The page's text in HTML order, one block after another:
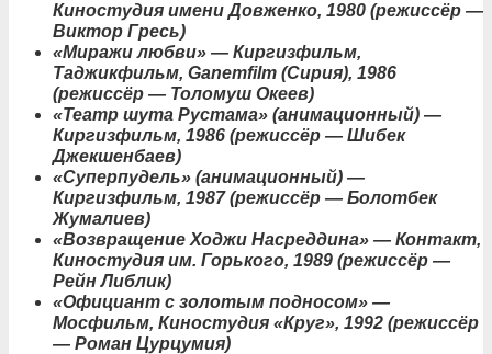
Киностудия имени Довженко, 1980 (режиссёр —
Виктор Гресь)
«Миражи любви» — Киргизфильм,
Таджикфильм, Ganemfilm (Сирия), 1986
(режиссёр — Толомуш Океев)
«Театр шута Рустама» (анимационный) —
Киргизфильм, 1986 (режиссёр — Шибек
Джекшенбаев)
«Суперпудель» (анимационный) —
Киргизфильм, 1987 (режиссёр — Болотбек
Жумалиев)
«Возвращение Ходжи Насреддина» — Контакт,
Киностудия им. Горького, 1989 (режиссёр —
Рейн Либлик)
«Официант с золотым подносом» —
Мосфильм, Киностудия «Круг», 1992 (режиссёр
— Роман Цурцумия)